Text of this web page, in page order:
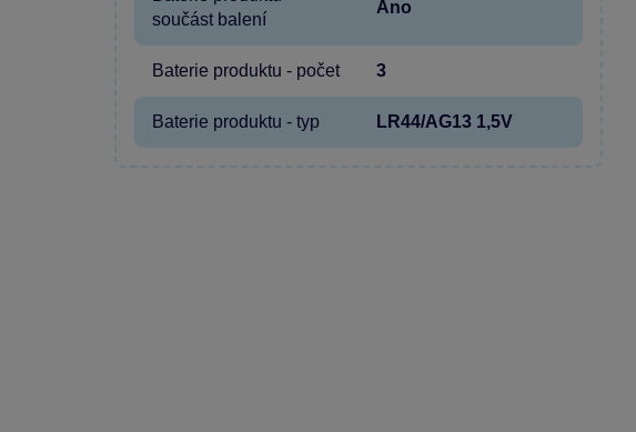
součást balení
Ano
Baterie produktu - počet 3
Baterie produktu - typ LR44/AG13 1,5V